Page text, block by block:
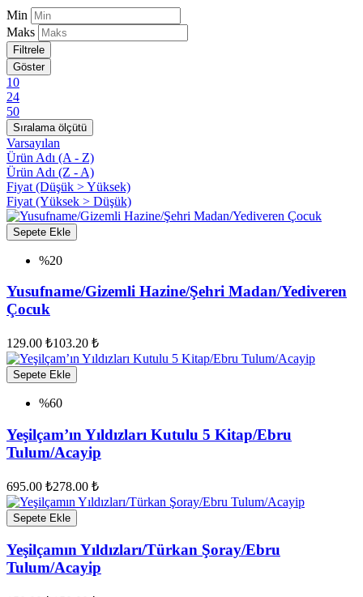
Min
Maks
Filtrele
Göster
10
24
50
Sıralama ölçütü
Varsayılan
Ürün Adı (A - Z)
Ürün Adı (Z - A)
Fiyat (Düşük > Yüksek)
Fiyat (Yüksek > Düşük)
Sepete Ekle
%20
Yusufname/Gizemli Hazine/Şehri Madan/Yediveren
Çocuk
129.00 ₺103.20 ₺
Sepete Ekle
%60
Yeşilçam’ın Yıldızları Kutulu 5 Kitap/Ebru
Tulum/Acayip
695.00 ₺278.00 ₺
Sepete Ekle
Yeşilçamın Yıldızları/Türkan Şoray/Ebru
Tulum/Acayip